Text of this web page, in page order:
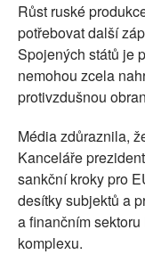
Růst ruské
potřebovat další
Spojených států je
nemohou zcela
protivzdušnou
Média zdůraznila,
Kanceláře
sankční kroky pro
desítky subjektů a
a finančním
komplexu.